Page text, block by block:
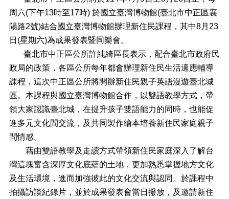
關
介
紹
里
資
訊
政
府
訊
開
開
放
周六(下午13時至17時) 於國立臺灣博物館(臺北市中正區襄
陽路2號)結合國立臺灣博物館辦理新住民課程，其中8月23
日(星期六)為成果發表暨同樂會。
臺北市中正區公所許純綺區長表示，配合臺北市政府民
政局的政策，各區公所每年都會辦理新住民生活適應輔導
課程，這次中正區公所將開辦新住民親子英語漫遊臺北城
區。本課程與國立臺灣博物館合作，以雙語教學方式，帶
領大家認識臺北城，在提升孩子雙語能力的同時，也能促
進多元文化間交流，及共同製作繪本培養新住民家庭親子
間情感。
藉由雙語教學及走讀方式帶領新住民家庭深入了解台
灣這塊富含深厚文化底蘊的土地，更加熟悉掌握地方文化
及生活環境，進而加強彼此的文化交流與認同。於課程中
拍攝訪談紀錄片，並於成果發表會當日撥放，及邀請新住